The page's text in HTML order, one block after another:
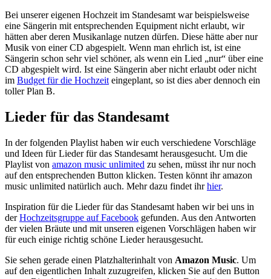
Bei unserer eigenen Hochzeit im Standesamt war beispielsweise
eine Sängerin mit entsprechenden Equipment nicht erlaubt, wir
hätten aber deren Musikanlage nutzen dürfen. Diese hätte aber nur
Musik von einer CD abgespielt. Wenn man ehrlich ist, ist eine
Sängerin schon sehr viel schöner, als wenn ein Lied „nur“ über eine
CD abgespielt wird. Ist eine Sängerin aber nicht erlaubt oder nicht
im Budget für die Hochzeit eingeplant, so ist dies aber dennoch ein
toller Plan B.
Lieder für das Standesamt
In der folgenden Playlist haben wir euch verschiedene Vorschläge
und Ideen für Lieder für das Standesamt herausgesucht. Um die
Playlist von amazon music unlimited zu sehen, müsst ihr nur noch
auf den entsprechenden Button klicken. Testen könnt ihr amazon
music unlimited natürlich auch. Mehr dazu findet ihrhier.
Inspiration für die Lieder für das Standesamt haben wir bei uns in
derHochzeitsgruppe auf Facebook gefunden. Aus den Antworten
der vielen Bräute und mit unseren eigenen Vorschlägen haben wir
für euch einige richtig schöne Lieder herausgesucht.
Sie sehen gerade einen Platzhalterinhalt von Amazon Music. Um
auf den eigentlichen Inhalt zuzugreifen, klicken Sie auf den Button